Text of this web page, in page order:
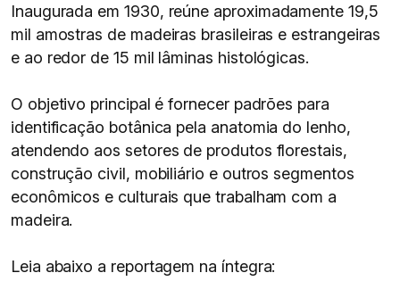
Inaugurada em 1930, reúne aproximadamente 19,5
mil amostras de madeiras brasileiras e estrangeiras
e ao redor de 15 mil lâminas histológicas.
O objetivo principal é fornecer padrões para
identificação botânica pela anatomia do lenho,
atendendo aos setores de produtos florestais,
construção civil, mobiliário e outros segmentos
econômicos e culturais que trabalham com a
madeira.
Leia abaixo a reportagem na íntegra: